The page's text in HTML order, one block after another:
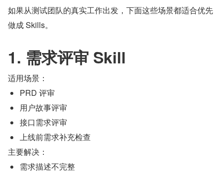
如果从测试团队的真实工作出发，下面这些场景都适合优先
做成 Skills。
1. 需求评审 Skill
适用场景：
PRD 评审
用户故事评审
接口需求评审
上线前需求补充检查
主要解决：
需求描述不完整